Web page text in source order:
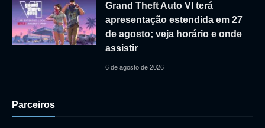
Grand Theft Auto VI terá
apresentação estendida em 27
de agosto; veja horário e onde
assistir
6 de agosto de 2026
Parceiros